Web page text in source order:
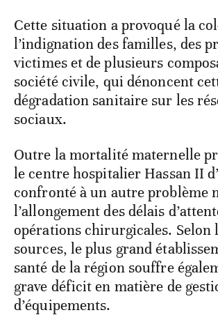
Cette situation a provoqué la
l’indignation des familles, des
victimes et de plusieurs
société civile, qui dénoncent
dégradation sanitaire sur les
sociaux.
Outre la mortalité maternelle
le centre hospitalier Hassan II
confronté à un autre problème
l’allongement des délais
opérations chirurgicales. Selon
sources, le plus grand
santé de la région souffre
grave déficit en matière de
d’équipements.